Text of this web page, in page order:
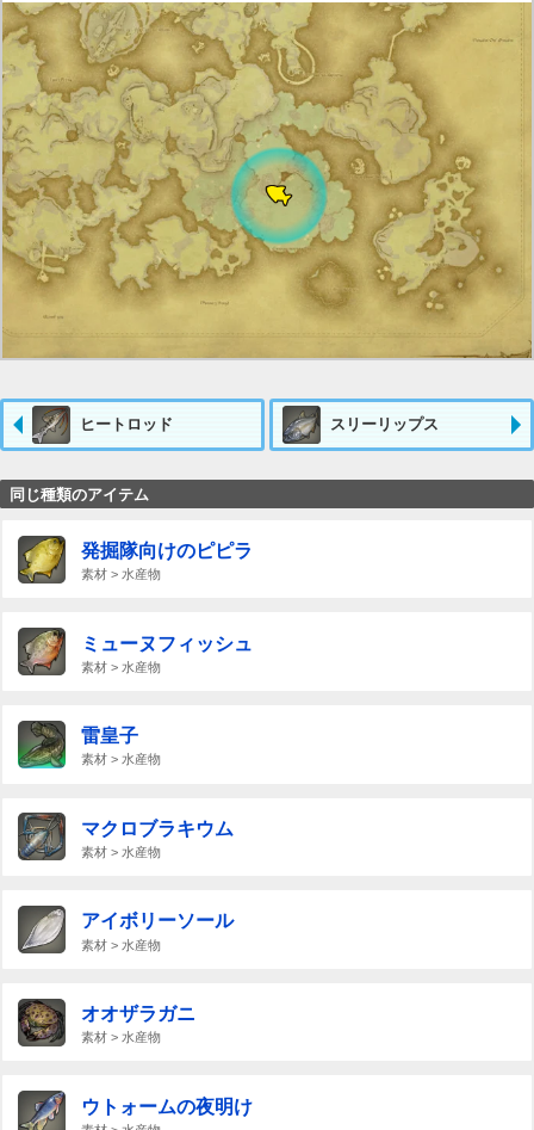
ヒートロッド スリーリップス
同じ種類のアイテム
発掘隊向けのピピラ
素材 > 水産物
ミューヌフィッシュ
素材 > 水産物
雷皇子
素材 > 水産物
マクロブラキウム
素材 > 水産物
アイボリーソール
素材 > 水産物
オオザラガニ
素材 > 水産物
ウトォームの夜明け